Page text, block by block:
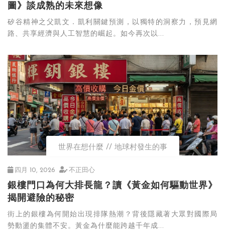
圖》談成熟的未來想像
矽谷精神之父凱文．凱利關鍵預測，以獨特的洞察力，預見網
路、共享經濟與人工智慧的崛起。如今再次以...
世界在想什麼 地球村發生的事
四月 10, 2026 不正田心
銀樓門口為何大排長龍？讀《黃金如何驅動世界》
揭開避險的秘密
街上的銀樓為何開始出現排隊熱潮？背後隱藏著大眾對國際局
勢動盪的集體不安。黃金為什麼能跨越千年成...